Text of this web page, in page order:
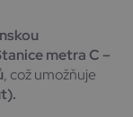
metra C –
, což umožňuje